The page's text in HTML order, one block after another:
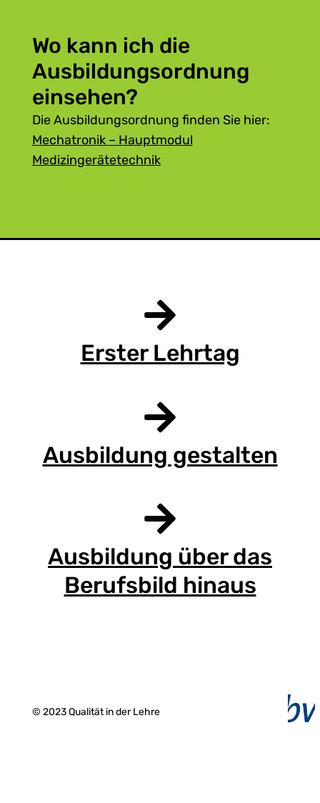
Wo kann ich die
Ausbildungsordnung
einsehen?
Die Ausbildungsordnung finden Sie hier:
Mechatronik – Hauptmodul
Medizingerätetechnik
Erster Lehrtag
Ausbildung gestalten
Ausbildung über das
Berufsbild hinaus
© 2023 Qualität in der Lehre